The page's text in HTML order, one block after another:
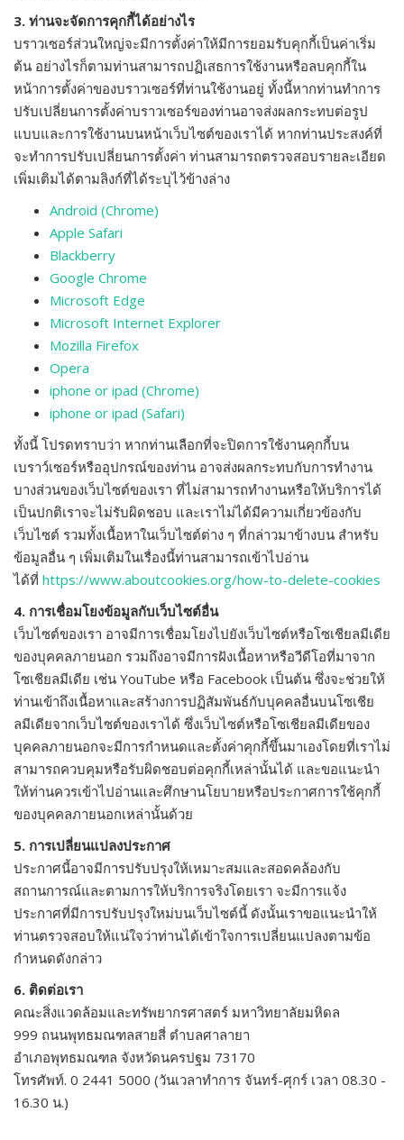
3. ท่านจะจัดการคุกกี้ได้อย่างไร
บราวเซอร์ส่วนใหญ่จะมีการตั้งค่าให้มีการยอมรับคุกกี้เป็นค่าเริ่ม
ต้น อย่างไรก็ตามท่านสามารถปฏิเสธการใช้งานหรือลบคุกกี้ใน
หน้าการตั้งค่าของบราวเซอร์ที่ท่านใช้งานอยู่ ทั้งนี้หากท่านทำการ
ปรับเปลี่ยนการตั้งค่าบราวเซอร์ของท่านอาจส่งผลกระทบต่อรูป
แบบและการใช้งานบนหน้าเว็บไซต์ของเราได้ หากท่านประสงค์ที่
จะทำการปรับเปลี่ยนการตั้งค่า ท่านสามารถตรวจสอบรายละเอียด
เพิ่มเติมได้ตามลิงก์ที่ได้ระบุไว้ข้างล่าง
Android (Chrome)
Apple Safari
Blackberry
Google Chrome
Microsoft Edge
Microsoft Internet Explorer
Mozilla Firefox
Opera
iphone or ipad (Chrome)
iphone or ipad (Safari)
ทั้งนี้ โปรดทราบว่า หากท่านเลือกที่จะปิดการใช้งานคุกกี้บน
เบราว์เซอร์หรืออุปกรณ์ของท่าน อาจส่งผลกระทบกับการทำงาน
บางส่วนของเว็บไซต์ของเรา ที่ไม่สามารถทำงานหรือให้บริการได้
เป็นปกติเราจะไม่รับผิดชอบ และเราไม่ได้มีความเกี่ยวข้องกับ
เว็บไซต์ รวมทั้งเนื้อหาในเว็บไซต์ต่าง ๆ ที่กล่าวมาข้างบน สำหรับ
ข้อมูลอื่น ๆ เพิ่มเติมในเรื่องนี้ท่านสามารถเข้าไปอ่าน
ได้ที่ https://www.aboutcookies.org/how-to-delete-cookies
4. การเชื่อมโยงข้อมูลกับเว็บไซต์อื่น
เว็บไซต์ของเรา อาจมีการเชื่อมโยงไปยังเว็บไซต์หรือโซเชียลมีเดีย
ของบุคคลภายนอก รวมถึงอาจมีการฝังเนื้อหาหรือวีดีโอที่มาจาก
โซเชียลมีเดีย เช่น YouTube หรือ Facebook เป็นต้น ซึ่งจะช่วยให้
ท่านเข้าถึงเนื้อหาและสร้างการปฏิสัมพันธ์กับบุคคลอื่นบนโซเชีย
ลมีเดียจากเว็บไซต์ของเราได้ ซึ่งเว็บไซต์หรือโซเชียลมีเดียของ
บุคคลภายนอกจะมีการกำหนดและตั้งค่าคุกกี้ขึ้นมาเองโดยที่เราไม่
สามารถควบคุมหรือรับผิดชอบต่อคุกกี้เหล่านั้นได้ และขอแนะนำ
ให้ท่านควรเข้าไปอ่านและศึกษานโยบายหรือประกาศการใช้คุกกี้
ของบุคคลภายนอกเหล่านั้นด้วย
5. การเปลี่ยนแปลงประกาศ
ประกาศนี้อาจมีการปรับปรุงให้เหมาะสมและสอดคล้องกับ
สถานการณ์และตามการให้บริการจริงโดยเรา จะมีการแจ้ง
ประกาศที่มีการปรับปรุงใหม่บนเว็บไซต์นี้ ดังนั้นเราขอแนะนำให้
ท่านตรวจสอบให้แน่ใจว่าท่านได้เข้าใจการเปลี่ยนแปลงตามข้อ
กำหนดดังกล่าว
6. ติดต่อเรา
คณะสิ่งแวดล้อมและทรัพยากรศาสตร์ มหาวิทยาลัยมหิดล
999 ถนนพุทธมณฑลสายสี่ ตำบลศาลายา
อำเภอพุทธมณฑล จังหวัดนครปฐม 73170
โทรศัพท์. 0 2441 5000 (วันเวลาทำการ จันทร์-ศุกร์ เวลา 08.30 -
16.30 น.)